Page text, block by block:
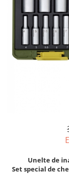
Echere si
Nivele
Nivele laser
Rulete si metre
Telemetre
Masini de gaurit
Masini de slefuit
Masini
Polizoare
Salopetă cu
Tricouri
Veste
îmbrăcăminte
Industria
Protecţie ignifugă
Combinezoane
Hanorace
Unelte de
Set special de